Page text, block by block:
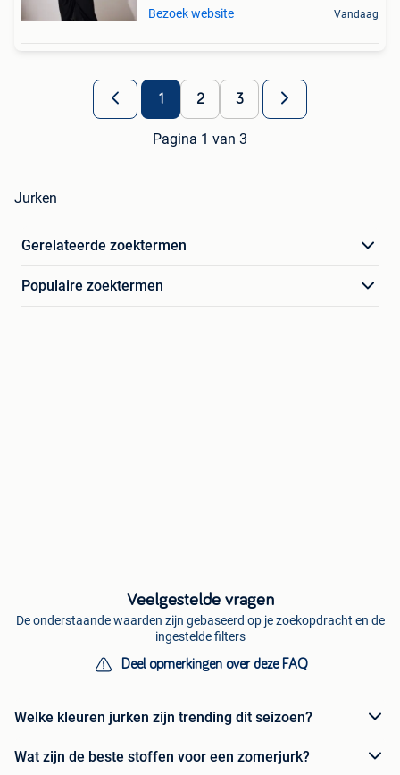
Bezoek website Vandaag
1 2 3
Pagina 1 van 3
Jurken
Gerelateerde zoektermen
Populaire zoektermen
Veelgestelde vragen
De onderstaande waarden zijn gebaseerd op je zoekopdracht en de
ingestelde filters
Deel opmerkingen over deze FAQ
Welke kleuren jurken zijn trending dit seizoen?
Wat zijn de beste stoffen voor een zomerjurk?